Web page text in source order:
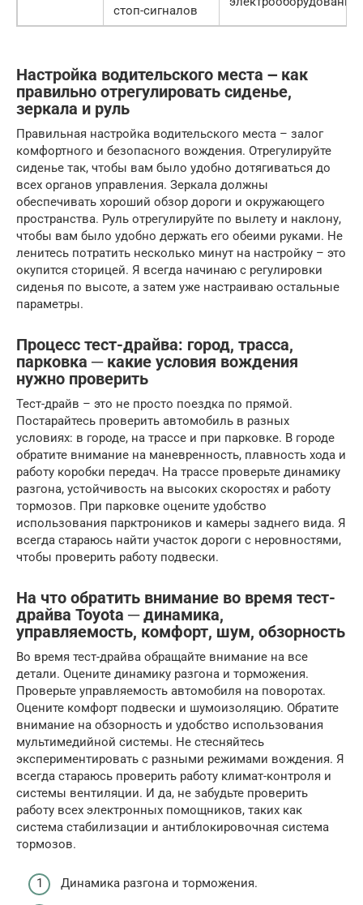
стоп-сигналов
Настройка водительского места ౼ как
правильно отрегулировать сиденье,
зеркала и руль
Правильная настройка водительского места – залог
комфортного и безопасного вождения. Отрегулируйте
сиденье так, чтобы вам было удобно дотягиваться до
всех органов управления. Зеркала должны
обеспечивать хороший обзор дороги и окружающего
пространства. Руль отрегулируйте по вылету и наклону,
чтобы вам было удобно держать его обеими руками. Не
ленитесь потратить несколько минут на настройку – это
окупится сторицей. Я всегда начинаю с регулировки
сиденья по высоте, а затем уже настраиваю остальные
параметры.
Процесс тест-драйва: город, трасса,
парковка ─ какие условия вождения
нужно проверить
Тест-драйв – это не просто поездка по прямой.
Постарайтесь проверить автомобиль в разных
условиях: в городе, на трассе и при парковке. В городе
обратите внимание на маневренность, плавность хода и
работу коробки передач. На трассе проверьте динамику
разгона, устойчивость на высоких скоростях и работу
тормозов. При парковке оцените удобство
использования парктроников и камеры заднего вида. Я
всегда стараюсь найти участок дороги с неровностями,
чтобы проверить работу подвески.
На что обратить внимание во время тест-
драйва Toyota ─ динамика,
управляемость, комфорт, шум, обзорность
Во время тест-драйва обращайте внимание на все
детали. Оцените динамику разгона и торможения.
Проверьте управляемость автомобиля на поворотах.
Оцените комфорт подвески и шумоизоляцию. Обратите
внимание на обзорность и удобство использования
мультимедийной системы. Не стесняйтесь
экспериментировать с разными режимами вождения. Я
всегда стараюсь проверить работу климат-контроля и
системы вентиляции. И да, не забудьте проверить
работу всех электронных помощников, таких как
система стабилизации и антиблокировочная система
тормозов.
Динамика разгона и торможения.